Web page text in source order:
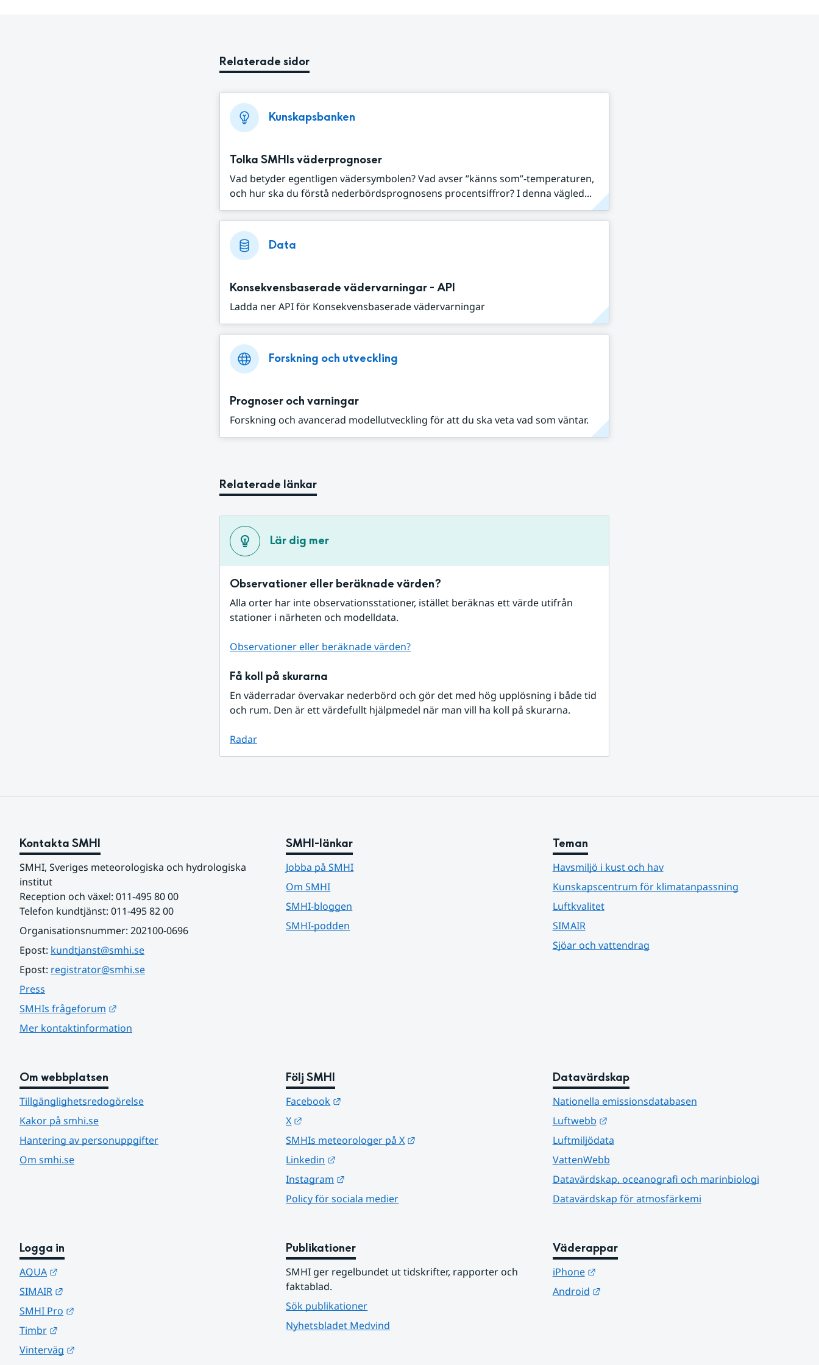
Relaterade sidor
Kunskapsbanken
Tolka SMHIs väderprognoser
Vad betyder egentligen vädersymbolen? Vad avser ”känns som”-temperaturen,
och hur ska du förstå nederbördsprognosens procentsiffror? I denna vägled...
Data
Konsekvensbaserade vädervarningar - API
Ladda ner API för Konsekvensbaserade vädervarningar
Forskning och utveckling
Prognoser och varningar
Forskning och avancerad modellutveckling för att du ska veta vad som väntar.
Relaterade länkar
Lär dig mer
Observationer eller beräknade värden?
Alla orter har inte observationsstationer, istället beräknas ett värde utifrån
stationer i närheten och modelldata.
Observationer eller beräknade värden?
Få koll på skurarna
En väderradar övervakar nederbörd och gör det med hög upplösning i både tid
och rum. Den är ett värdefullt hjälpmedel när man vill ha koll på skurarna.
Radar
Kontakta SMHI
SMHI, Sveriges meteorologiska och hydrologiska
institut
Reception och växel: 011-495 80 00
Telefon kundtjänst: 011-495 82 00
Organisationsnummer: 202100-0696
Epost: kundtjanst@smhi.se
Epost: registrator@smhi.se
Press
SMHIs frågeforum
Mer kontaktinformation
SMHI-länkar
Jobba på SMHI
Om SMHI
SMHI-bloggen
SMHI-podden
Teman
Havsmiljö i kust och hav
Kunskapscentrum för klimatanpassning
Luftkvalitet
SIMAIR
Sjöar och vattendrag
Om webbplatsen
Tillgänglighetsredogörelse
Kakor på smhi.se
Hantering av personuppgifter
Om smhi.se
Följ SMHI
Facebook
X
SMHIs meteorologer på X
Linkedin
Instagram
Policy för sociala medier
Datavärdskap
Nationella emissionsdatabasen
Luftwebb
Länk till annan webbplats.
Luftmiljödata
VattenWebb
Datavärdskap, oceanografi och marinbiologi
Datavärdskap för atmosfärkemi
Logga in
AQUA
SIMAIR
SMHI Pro
Timbr
Vinterväg
Publikationer
SMHI ger regelbundet ut tidskrifter, rapporter och
faktablad.
Sök publikationer
Nyhetsbladet Medvind
Väderappar
iPhone
Länk till annan webbplats.
Android
Länk till annan webbplats.